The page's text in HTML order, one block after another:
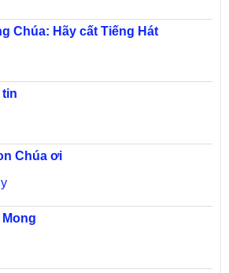
Chúa: Hãy cất Tiếng Hát
tin
Chúa ơi